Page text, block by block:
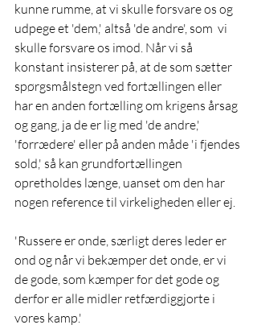
kunne rumme, at vi skulle forsvare os og
udpege et 'dem,' altså 'de andre', som  vi
skulle forsvare os imod. Når vi så
konstant insisterer på, at de som sætter
spørgsmålstegn ved fortællingen eller
har en anden fortælling om krigens årsag
og gang, ja de er lig med 'de andre,'
'forrædere' eller på anden måde 'i fjendes
sold,' så kan grundfortællingen
opretholdes længe, uanset om den har
nogen reference til virkeligheden eller ej.
'Russere er onde, særligt deres leder er
ond og når vi bekæmper det onde, er vi
de gode, som kæmper for det gode og
derfor er alle midler retfærdiggjorte i
vores kamp.'